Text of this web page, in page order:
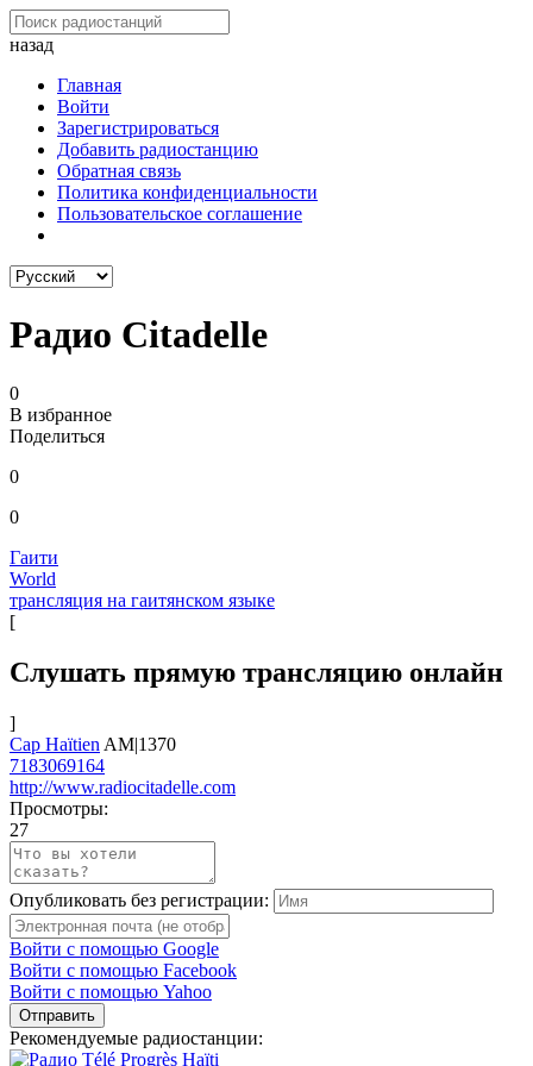
назад
Главная
Войти
Зарегистрироваться
Добавить радиостанцию
Обратная связь
Политика конфиденциальности
Пользовательское соглашение
Радио Citadelle
0
В избранное
Поделиться
0
0
Гаити
World
трансляция на гаитянском языке
[
Слушать прямую трансляцию онлайн
]
Cap Haïtien AM|1370
7183069164
http://www.radiocitadelle.com
Просмотры:
27
Опубликовать без регистрации:
Войти с помощью Google
Войти с помощью Facebook
Войти с помощью Yahoo
Отправить
Рекомендуемые радиостанции: